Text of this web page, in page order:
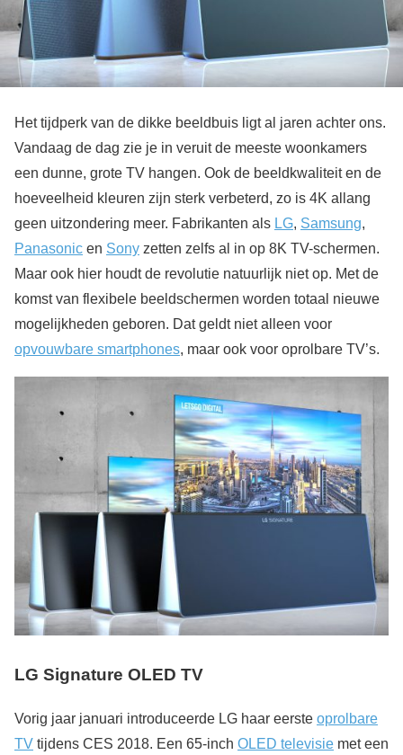
Het tijdperk van de dikke beeldbuis ligt al jaren achter ons.
Vandaag de dag zie je in veruit de meeste woonkamers
een dunne, grote TV hangen. Ook de beeldkwaliteit en de
hoeveelheid kleuren zijn sterk verbeterd, zo is 4K allang
geen uitzondering meer. Fabrikanten als LG, Samsung,
Panasonic en Sony zetten zelfs al in op 8K TV-schermen.
Maar ook hier houdt de revolutie natuurlijk niet op. Met de
komst van flexibele beeldschermen worden totaal nieuwe
mogelijkheden geboren. Dat geldt niet alleen voor
opvouwbare smartphones, maar ook voor oprolbare TV’s.
LG Signature OLED TV
Vorig jaar januari introduceerde LG haar eerste oprolbare
TV tijdens CES 2018. Een 65-inch OLED televisie met een